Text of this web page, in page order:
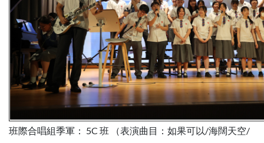
班際合唱組季軍： 5C 班 （表演曲目：如果可以/海闊天空/